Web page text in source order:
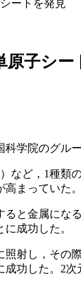
ートを発見
原子シー
学院のグル
など，1種類
まっていた。
ると金属にな
成功した。
照射し，その
功した。2